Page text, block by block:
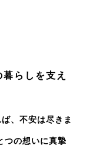
らしを支え
、不安は尽きま
つの想いに真摯